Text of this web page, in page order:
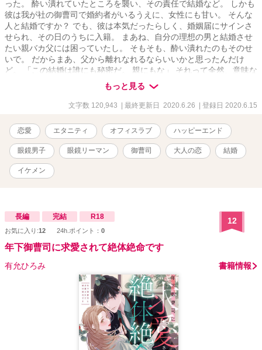
った。 酔い潰れていたところを襲い、その責任で結婚など。 しかも
彼は我が社の御曹司で婚約者がいるうえに、女性にも甘い。 そんな
人と結婚ですか？ でも、彼は本気だったらしく、婚姻届にサインさ
せられ、その日のうちに入籍。 まあね、自分の理想の男と結婚させ
たい親バカ父には困っていたし。 そもそも、酔い潰れたのもそのせ
いで。 だからまあ、父から離れなれるならいいかと思ったんだけ
ど。 「この結婚は誰にも秘密だ。 親にもな」 それって全然、意味な
いんですけど―！ 美月翠 26歳 大手百貨店三和総務部総務課勤務 一
見、お嬢様風 でも中身はしっかり者 親バカな父とシスコンの兄に溺
愛されて育ってきた、苦労人 × 蔭木紘太朗 32歳 菱井三和ホールディ
い、俺様 女性関係がお盛んとの噂 婚約者あり はじまった極秘結婚生
活、なんでこんなに愛されてるんですか……？ ***** 7:00、12:10、
20:10の1日3回更新
もっと見る
文字数 120,943 | 最終更新日 2020.6.26 | 登録日 2020.6.15
恋愛 エタニティ オフィスラブ ハッピーエンド
眼鏡男子 眼鏡リーマン 御曹司 大人の恋 結婚
イケメン
長編 完結 R18
お気に入り:12 24h.ポイント： 0
12
年下御曹司に求愛されて絶体絶命です
有允ひろみ 書籍情報